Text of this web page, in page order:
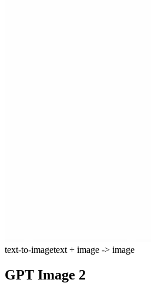
text-to-imagetext + image -> image
GPT Image 2